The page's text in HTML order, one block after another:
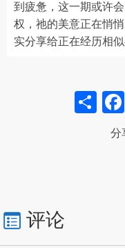
到疲惫，这一期或许
权，祂的美意正在悄
实分享给正在经历相似
分
评论